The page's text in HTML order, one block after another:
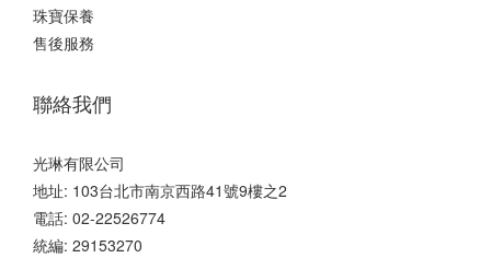
珠寶保養
售後服務
聯絡我們
光琳有限公司
地址: 103台北市南京西路41號9樓之2
電話: 02-22526774
統編: 29153270